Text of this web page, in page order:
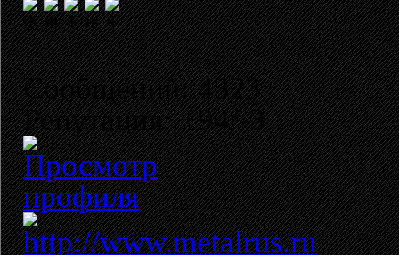
Сообщений: 4323
Репутация: +94/-3